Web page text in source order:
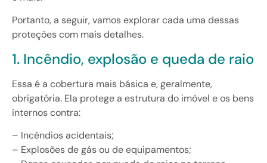
Portanto, a seguir, vamos explorar cada uma dessas
proteções com mais detalhes.
1. Incêndio, explosão e queda de raio
Essa é a cobertura mais básica e, geralmente,
obrigatória. Ela protege a estrutura do imóvel e os bens
internos contra:
– Incêndios acidentais;
– Explosões de gás ou de equipamentos;